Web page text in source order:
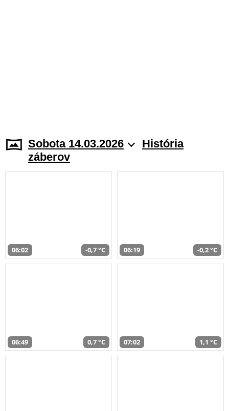
Sobota 14.03.2026
História
záberov
06:02 -0,7 °C 06:19 -0,2 °C
06:49 0,7 °C 07:02 1,1 °C